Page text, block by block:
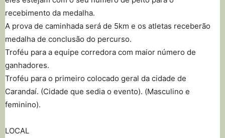
recebimento da medalha.
A prova de caminhada será de 5km e os atletas receberão
medalha de conclusão do percurso.
Troféu para a equipe corredora com maior número de
ganhadores.
Troféu para o primeiro colocado geral da cidade de
Carandaí. (Cidade que sedia o evento). (Masculino e
feminino).
LOCAL